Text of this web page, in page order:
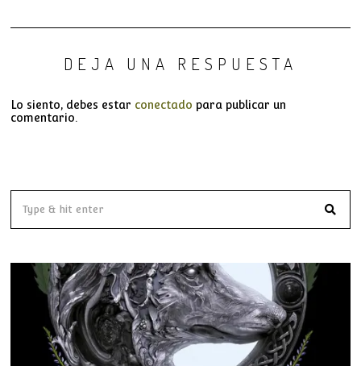
DEJA UNA RESPUESTA
Lo siento, debes estar conectado para publicar un
comentario.